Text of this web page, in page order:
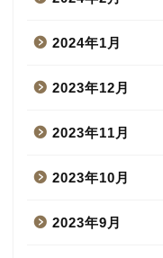
2024年1月
2023年12月
2023年11月
2023年10月
2023年9月